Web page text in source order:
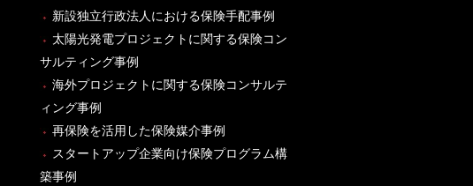
新設独立行政法人における保険手配事例
太陽光発電プロジェクトに関する保険コン
サルティング事例
海外プロジェクトに関する保険コンサルテ
ィング事例
再保険を活用した保険媒介事例
スタートアップ企業向け保険プログラム構
築事例